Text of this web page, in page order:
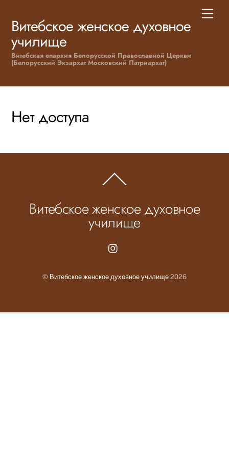
content
Витебское женское духовное
училище
Витебская епархия Белорусской Православной Церкви
(Белорусский Экзархат Московский Патриархат)
Нет доступа
To
Витебское женское духовное
училище
© Витебское женское духовное училище 2026